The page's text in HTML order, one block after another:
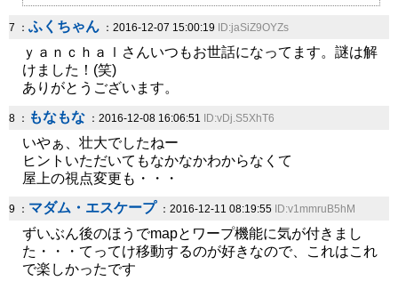
7 ： ふくちゃん ：2016-12-07 15:00:19 ID:jaSiZ9OYZs
ｙａｎｃｈａｌさんいつもお世話になってます。謎は解
けました！(笑)
ありがとうございます。
8 ： もなもな ：2016-12-08 16:06:51 ID:vDj.S5XhT6
いやぁ、壮大でしたねー
ヒントいただいてもなかなかわからなくて
屋上の視点変更も・・・
9 ： マダム・エスケープ ：2016-12-11 08:19:55 ID:v1mmruB5hM
ずいぶん後のほうでmapとワープ機能に気が付きまし
た・・・てってけ移動するのが好きなので、これはこれ
で楽しかったです